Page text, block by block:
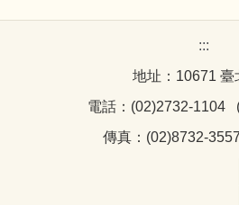
:::
地址：10671 臺
電話：(02)2732-1104
傳真：(02)8732-